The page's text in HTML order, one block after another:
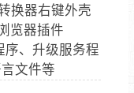
换器右键外壳
览器插件
序、升级服务程
文件等